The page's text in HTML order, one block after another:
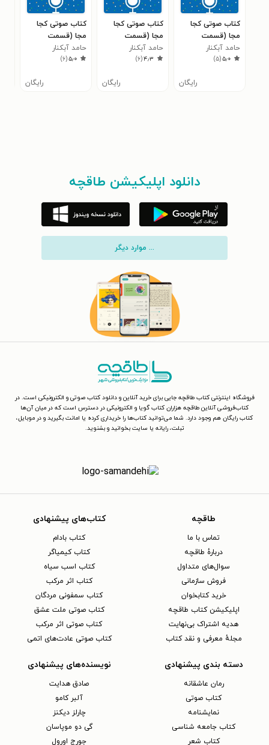
کتاب صوتی کجا
مجا (قسمت
سیزدهم)
حامد آبکنار
غضنفری
۵٫۰(۵)
رایگان
کتاب صوتی کجا
مجا (قسمت
دوازدهم)
حامد آبکنار
غضنفری
۴٫۳(۶)
رایگان
کتاب صوتی کجا
مجا (قسمت
یازدهم)
حامد آبکنار
غضنفری
۵٫۰(۶)
رایگان
دانلود اپلیکیشن طاقچه
... موارد دیگر
فروشگاه اینترنتی کتاب طاقچه جایی برای خرید آنلاین و دانلود کتاب صوتی و الکترونیکی است. در
کتاب‌فروشی آنلاین طاقچه هزاران کتاب گویا و الکترونیکی در دسترس است که در میان آن‌ها
کتاب رایگان هم وجود دارد. شما می‌توانید کتاب‌ها را خریداری کرده یا امانت بگیرید و در موبایل،
تبلت، رایانه یا سایت بخوانید و بشنوید.
طاقچه
تماس با ما
دربارهٔ طاقچه
سوال‌های متداول
فروش سازمانی
خرید کتابخوان
اپلیکیشن کتاب طاقچه
هدیه اشتراک بی‌نهایت
مجلهٔ معرفی و نقد کتاب
کتاب‌های پیشنهادی
کتاب بادام
کتاب کیمیاگر
کتاب اسب سیاه
کتاب اثر مرکب
کتاب سمفونی مردگان
کتاب صوتی ملت عشق
کتاب صوتی اثر مرکب
کتاب صوتی عادت‌های اتمی
دسته بندی پیشنهادی
رمان عاشقانه
کتاب‌ صوتی
نمایشنامه
کتاب جامعه شناسی
کتاب شعر
نویسنده‌های پیشنهادی
صادق هدایت
آلبر کامو
چارلز دیکنز
گی دو موپاسان
جورج اورول